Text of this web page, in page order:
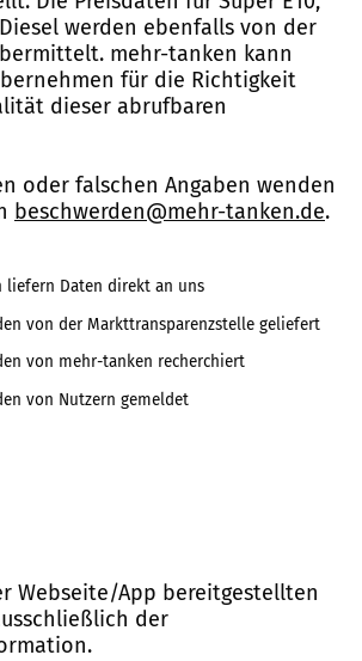
werden ebenfalls von der
mehr-tanken kann
für die Richtigkeit
dieser abrufbaren
oder falschen Angaben wenden
beschwerden@mehr-tanken.de.
liefern Daten direkt an uns
von der Markttransparenzstelle geliefert
von mehr-tanken recherchiert
von Nutzern gemeldet
Webseite/App bereitgestellten
der